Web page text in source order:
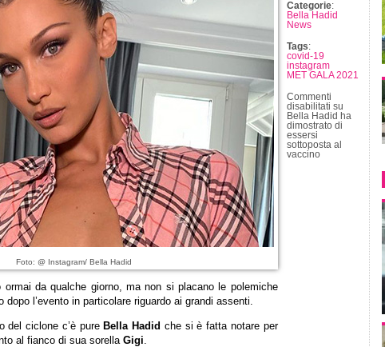
Foto: @ Instagram/ Bella Hadid
ormai da qualche giorno, ma non si placano le polemiche
l’evento in particolare riguardo ai grandi assenti.
del ciclone c’è pure Bella Hadid che si è fatta notare per
al fianco di sua sorella Gigi.
Categorie:
Bella Hadid
News
Tags:
covid-19
instagram
MET GALA 2021
Commenti
disabilitati su
Bella Hadid ha
dimostrato di
essersi
sottoposta al
vaccino